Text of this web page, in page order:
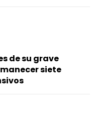
de su grave
siete